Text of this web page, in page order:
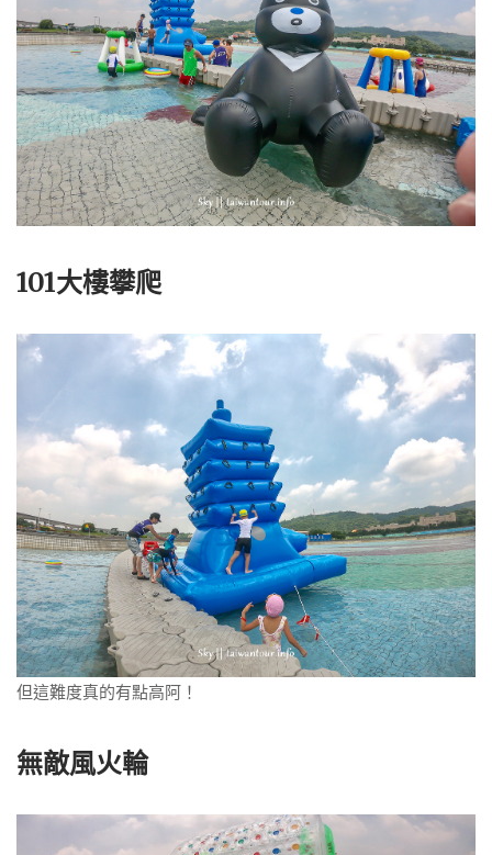
101大樓攀爬
但這難度真的有點高阿！
無敵風火輪